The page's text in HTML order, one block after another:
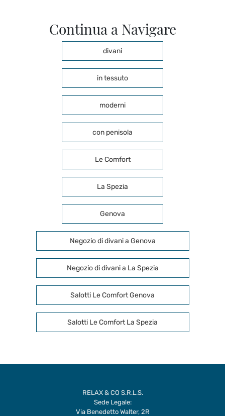
Continua a Navigare
divani
in tessuto
moderni
con penisola
Le Comfort
La Spezia
Genova
Negozio di divani a Genova
Negozio di divani a La Spezia
Salotti Le Comfort Genova
Salotti Le Comfort La Spezia
RELAX & CO S.R.L.S.
Sede Legale:
Via Benedetto Walter, 2R